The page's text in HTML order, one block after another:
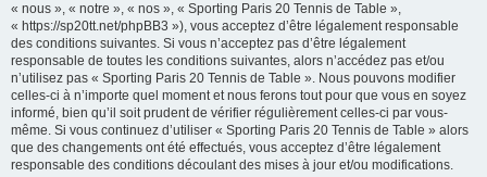
« nous », « notre », « nos », « Sporting Paris 20 Tennis de Table »,
« https://sp20tt.net/phpBB3 »), vous acceptez d’être légalement responsable
des conditions suivantes. Si vous n’acceptez pas d’être légalement
responsable de toutes les conditions suivantes, alors n’accédez pas et/ou
n’utilisez pas « Sporting Paris 20 Tennis de Table ». Nous pouvons modifier
celles-ci à n’importe quel moment et nous ferons tout pour que vous en soyez
informé, bien qu’il soit prudent de vérifier régulièrement celles-ci par vous-
même. Si vous continuez d’utiliser « Sporting Paris 20 Tennis de Table » alors
que des changements ont été effectués, vous acceptez d’être légalement
responsable des conditions découlant des mises à jour et/ou modifications.